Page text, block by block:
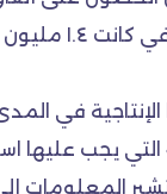
في
يجب عليها